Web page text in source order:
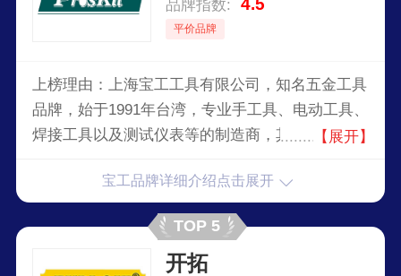
品牌指数:
平价品牌
上榜理由：上海宝工工具有限公司，知名五金工具
品牌，始于1991年台湾，专业手工具、电动工具、
焊接工具以及测试仪表等的制造商，其万用表知名
于业界，更获得台湾经济部颁发小巨人奖的殊荣逐
渐打开宝工在工具界的知名度。
【展开】
宝工品牌详细介绍点击展开
TOP 5
开拓